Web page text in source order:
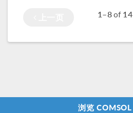
车场摔倒背后的科
1–8of 14
浏览